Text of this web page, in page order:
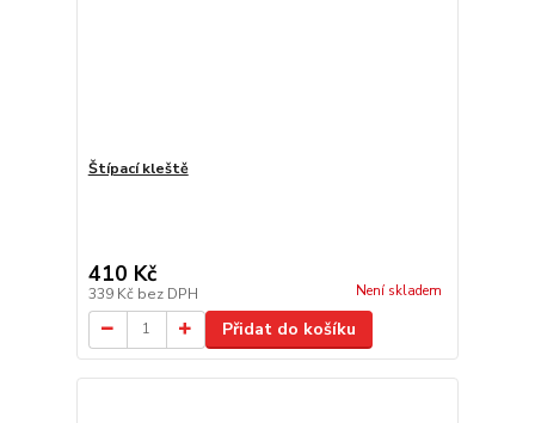
Štípací kleště
410 Kč
339 Kč bez DPH Není skladem
Přidat do košíku